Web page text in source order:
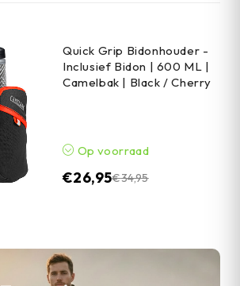
Quick Grip Bidonhouder -
Inclusief Bidon | 600 ML |
Camelbak | Black / Cherry
Op voorraad
€34,95
€26,95